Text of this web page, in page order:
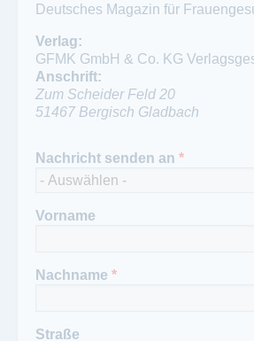
Deutsches Magazin für
Verlag:
GFMK GmbH & Co. KG
Anschrift:
Zum Scheider Feld 20
51467 Bergisch Gladbach
H. Caspari
Telefon:
Fax:
02202 188980
Fax:
Claudia Laschinski
Telefon Redaktion:
Fax Redaktion:
Nachricht senden an *
Vorname
Nachname *
Straße